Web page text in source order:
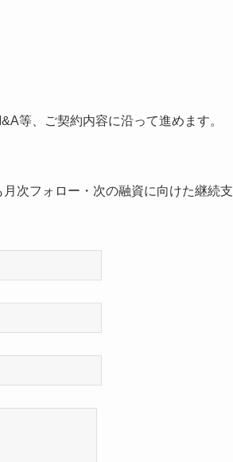
等、ご契約内容に沿って進めます。
次フォロー・次の融資に向けた継続支